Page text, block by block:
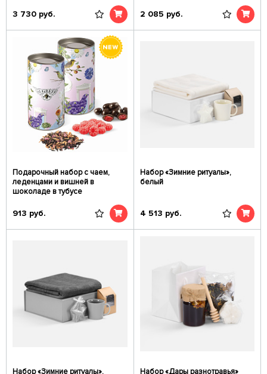
3 730 руб. 2 085 руб.
Подарочный набор с чаем,
леденцами и вишней в
шоколаде в тубусе
913 руб.
Набор «Зимние ритуалы»,
белый
4 513 руб.
Набор «Зимние ритуалы», Набор «Дары разнотравья»